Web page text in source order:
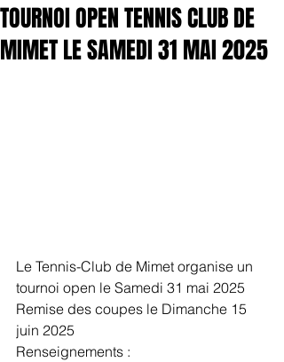
TOURNOI OPEN TENNIS CLUB DE
MIMET LE SAMEDI 31 MAI 2025
Le Tennis-Club de Mimet organise un
tournoi open le Samedi 31 mai 2025
Remise des coupes le Dimanche 15
juin 2025
Renseignements :